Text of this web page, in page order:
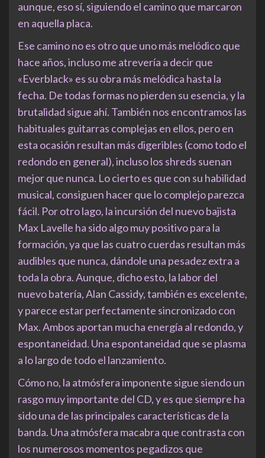
aunque, eso sí, siguiendo el camino que marcaron
en aquella placa.
Ese camino no es otro que uno más melódico que
hace años, incluso me atrevería a decir que
«Everblack» es su obra más melódica hasta la
fecha. De todas formas no pierden su esencia, y la
brutalidad sigue ahí. También nos encontramos las
habituales guitarras complejas en ellos, pero en
esta ocasión resultan más digeribles (como todo el
redondo en general), incluso los shreds suenan
mejor que nunca. Lo cierto es que con su habilidad
musical, consiguen hacer que lo complejo parezca
fácil. Por otro lago, la incursión del nuevo bajista
Max Lavelle ha sido algo muy positivo para la
formación, ya que las cuatro cuerdas resultan más
audibles que nunca, dándole una pesadez extra a
toda la obra. Aunque, dicho esto, la labor del
nuevo batería, Alan Cassidy, también es excelente,
y parece estar perfectamente sincronizado con
Max. Ambos aportan mucha energía al redondo, y
espontaneidad. Una espontaneidad que se plasma
a lo largo de todo el lanzamiento.
Cómo no, la atmósfera imponente sigue siendo un
rasgo muy importante del CD, y es que siempre ha
sido una de las principales características de la
banda. Una atmósfera macabra que contrasta con
los numerosos momentos pegadizos que